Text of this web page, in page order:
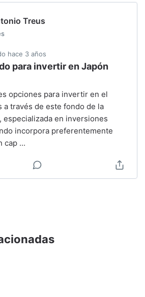
Treus
hace 3 años
para invertir en Japón
opciones para invertir en el
a través de este fondo de la
especializada en inversiones
incorpora preferentemente
cap ...